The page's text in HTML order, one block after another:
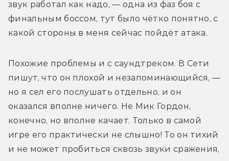
звук работал как надо, — одна из фаз боя с
финальным боссом, тут было чётко понятно, с
какой стороны в меня сейчас пойдёт атака.
Похожие проблемы и с саундтреком. В Сети
пишут, что он плохой и незапоминающийся, —
но я сел его послушать отдельно, и он
оказался вполне ничего. Не Мик Гордон,
конечно, но вполне качает. Только в самой
игре его практически не слышно! То он тихий
и не может пробиться сквозь звуки сражения,